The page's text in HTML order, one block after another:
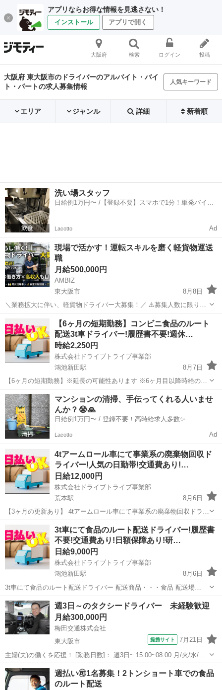
アプリならお得な情報を見逃さない！
インストール アプリで開く
大阪府 検索 ログイン 投稿
大阪府 東大阪市のドライバーのアルバイト・バイ
ト・パートの求人募集情報
人気キーワード
エリア ジャンル 詳細 新着順
洗い場スタッフ
日給例1万円〜 /【登録不要】スマホで1分！単発バイト
Lacotto Ad
現場で活かす！運転スキルを磨く軽貨物運送
職
月給500,000円
AMBIZ
東大阪市
8月8日
＼業務拡大に伴い、軽貨物ドライバー大募集！／ ⚠️募集人数に限りが
ございます⚠️ 【勤務地】 大阪府東大阪市荒本北 -------------------- 【報
酬】 月収目安28〜50万円 ※稼働日数や担当コ...
東大阪市 ドライバー 貨物
【6ヶ月の短期勤務】コンビニ食品のルート
配送3t車ドライバー!履歴書不要!週休…
時給2,250円
株式会社ドライブトライブ事業部
鴻池新田駅
8月7日
【6ヶ月の短期勤務】※延長の可能性あります ※6ヶ月目以降時給の変
動あります 3t車にてコンビニ食品のルート配送ドライバー※その他付
帯作業あり 配送商品・・・食品 配送場所・・・コンビニエンスストア
(大阪府内) 配...
大阪 東大阪市 鴻池新田駅 ドライバー 時給
マンションの清掃、手伝ってくれる人いませ
んか？😭🙏
日給例1万円〜 / 登録不要！高時給求人多数✨
Lacotto Ad
4tアームロール車にて事業系の廃棄物回収ド
ライバー!人気の日勤帯!交通費あり!…
日給12,000円
株式会社ドライブトライブ事業部
荒本駅
8月6日
【3ヶ月の更新あり】 4tアームロール車にて事業系の廃棄物回収ドライ
バー※2tパッカー車での回収もあり 回収商品・・・廃棄物（プラスチ
ック類） 回収場所・・・会社ビル商業施設(大阪メイン・兵庫あり) 回
収件数・・・2...
荒本駅 ドライバー 給料
3t車にて食品のルート配送ドライバー!履歴書
不要!交通費あり!日額保障あり!研…
日給9,000円
株式会社ドライブトライブ事業部
鴻池新田駅
8月6日
3t車にて食品のルート配送ドライバー 配送商品・・・食品 配送場
所・・・コンビニエンスストア(大阪府内) 配送件数・・・1便10～15件
勤務時間・・・11:30～18:30※多少前後あり 平均年齢・・・20～55...
大阪 東大阪市 鴻池新田駅 ドライバー
コンビニエンスストア
週3日～のタクシードライバー 未経験歓迎
月給300,000円
梅田交通株式会社
東大阪市
提携サイト 7月21日
主婦(夫)の働くを応援！ [勤務日数]： 週3日~ 15:00~08:00 月/火/水/木/
金/土/日 などから選べます [勤務地・最寄駅]： 大阪府東大阪市渋川町
1-10-25 極東交通株式会社 長瀬(大阪府)駅徒歩1...
大阪 東大阪市 ドライバー
週払い🉑1名募集！2トンショート車での食品
のルート配送